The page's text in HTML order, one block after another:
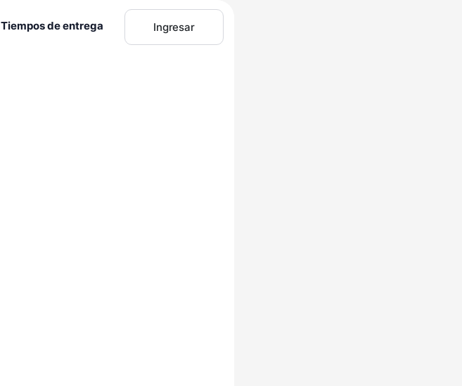
Tiempos de entrega Ingresar